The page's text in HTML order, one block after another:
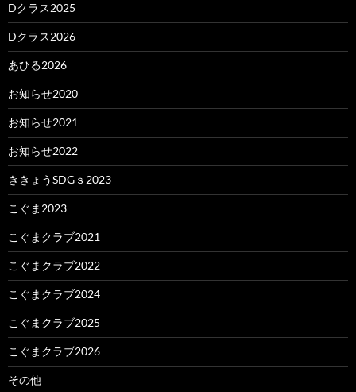
Dクラス2025
Dクラス2026
あひる2026
お知らせ2020
お知らせ2021
お知らせ2022
ききょうSDGｓ2023
こぐま2023
こぐまクラブ2021
こぐまクラブ2022
こぐまクラブ2024
こぐまクラブ2025
こぐまクラブ2026
その他